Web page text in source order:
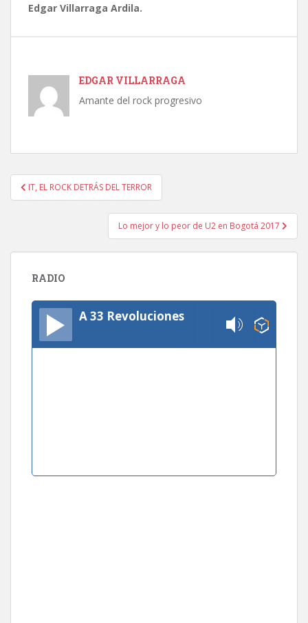
Edgar Villarraga Ardila.
EDGAR VILLARRAGA
Amante del rock progresivo
Navegación
de
IT, EL ROCK DETRÁS DEL TERROR
Lo mejor y lo peor de U2 en Bogotá 2017
RADIO
A 33 Revoluciones